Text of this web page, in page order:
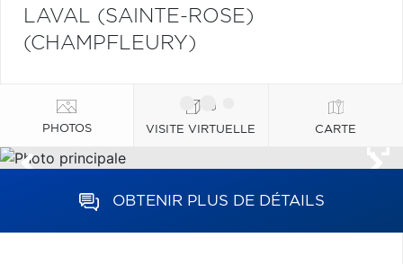
LAVAL (SAINTE-ROSE)
(CHAMPFLEURY)
PHOTOS VISITE VIRTUELLE CARTE
OBTENIR PLUS DE DÉTAILS